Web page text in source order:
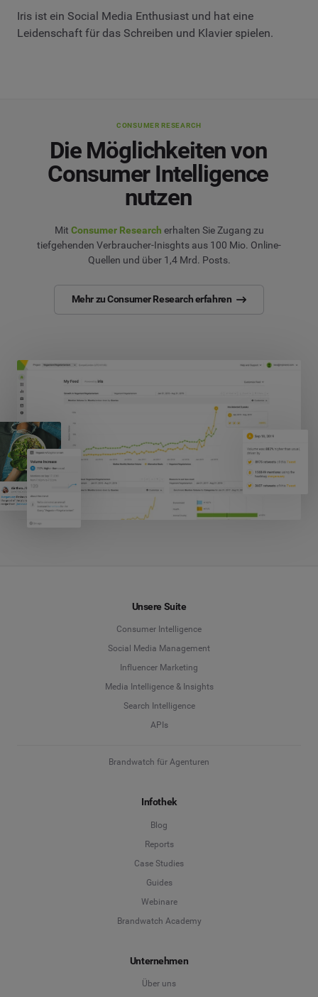
Iris ist ein Social Media Enthusiast und hat eine
Leidenschaft für das Schreiben und Klavier spielen.
CONSUMER RESEARCH
Die Möglichkeiten von
Consumer Intelligence
nutzen
Mit Consumer Research erhalten Sie Zugang zu
tiefgehenden Verbraucher-Inisghts aus 100 Mio. Online-
Quellen und über 1,4 Mrd. Posts.
Mehr zu Consumer Research erfahren
Unsere Suite
Consumer Intelligence
Social Media Management
Influencer Marketing
Media Intelligence & Insights
Search Intelligence
APIs
Brandwatch für Agenturen
Infothek
Blog
Reports
Case Studies
Guides
Webinare
Brandwatch Academy
Unternehmen
Über uns